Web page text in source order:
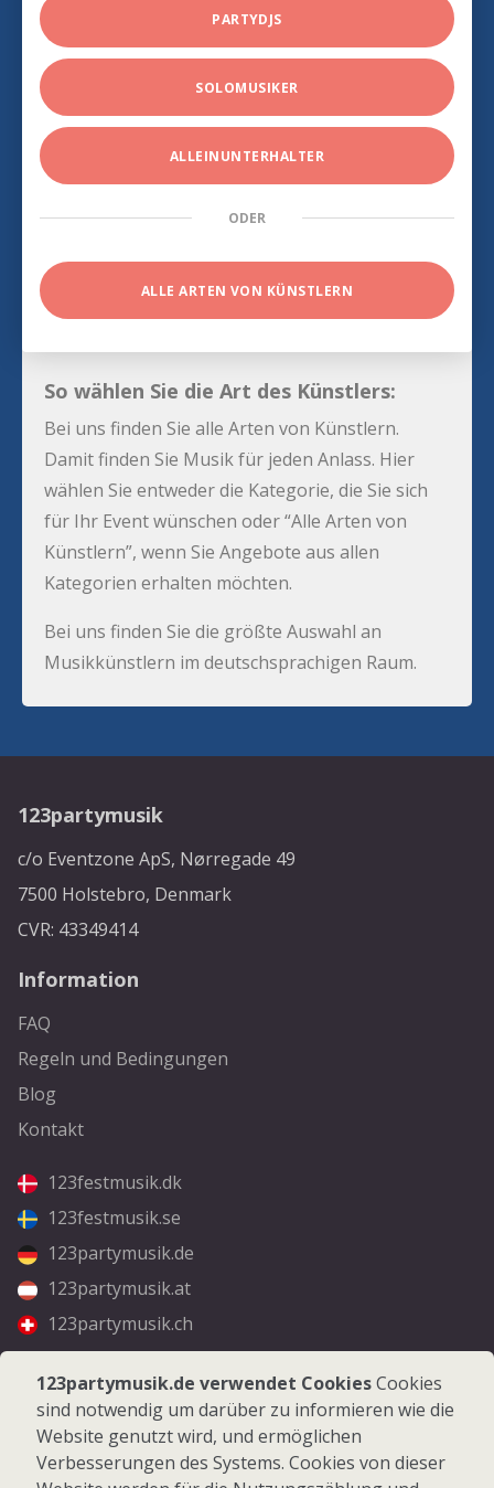
PARTYDJS
SOLOMUSIKER
ALLEINUNTERHALTER
ODER
ALLE ARTEN VON KÜNSTLERN
So wählen Sie die Art des Künstlers:
Bei uns finden Sie alle Arten von Künstlern.
Damit finden Sie Musik für jeden Anlass. Hier
wählen Sie entweder die Kategorie, die Sie sich
für Ihr Event wünschen oder “Alle Arten von
Künstlern”, wenn Sie Angebote aus allen
Kategorien erhalten möchten.
Bei uns finden Sie die größte Auswahl an
Musikkünstlern im deutschsprachigen Raum.
123partymusik
c/o Eventzone ApS, Nørregade 49
7500 Holstebro, Denmark
CVR: 43349414
Information
FAQ
Regeln und Bedingungen
Blog
Kontakt
123festmusik.dk
123festmusik.se
123partymusik.de
123partymusik.at
123partymusik.ch
Folgen Sie uns
Facebook
Instagram
123partymusik.de verwendet CookiesCookies
sind notwendig um darüber zu informieren wie die
Website genutzt wird, und ermöglichen
Verbesserungen des Systems. Cookies von dieser